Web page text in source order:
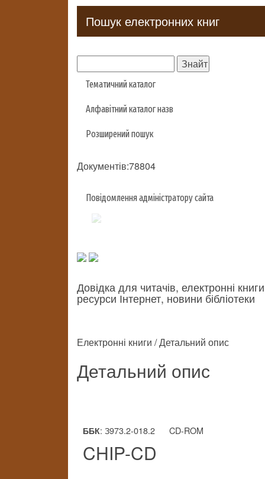
Пошук електронних книг
Тематичний каталог
Алфавітний каталог назв
Розширений пошук
Документів:78804
Повідомлення адміністратору сайта
Довідка для читачів, електронні
ресурси Інтернет, новини бібліотеки
Електронні книги / Детальний опис
Детальний опис
ББК: З973.2-018.2 CD-ROM
CHIP-CD